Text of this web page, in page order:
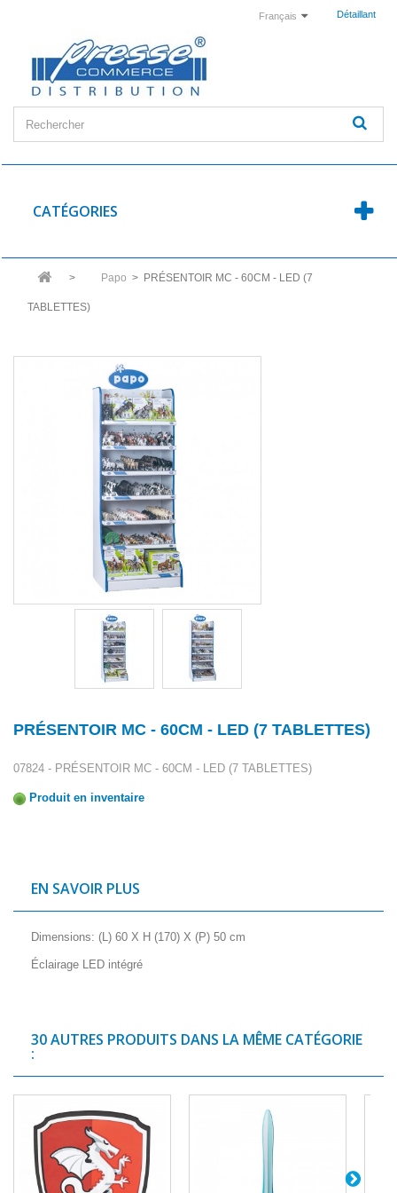
Détaillant
Français
CATÉGORIES
> Papo > PRÉSENTOIR MC - 60CM - LED (7
TABLETTES)
PRÉSENTOIR MC - 60CM - LED (7 TABLETTES)
07824 - PRÉSENTOIR MC - 60CM - LED (7 TABLETTES)
Produit en inventaire
EN SAVOIR PLUS
Dimensions: (L) 60 X H (170) X (P) 50 cm
Éclairage LED intégré
30 AUTRES PRODUITS DANS LA MÊME CATÉGORIE
: